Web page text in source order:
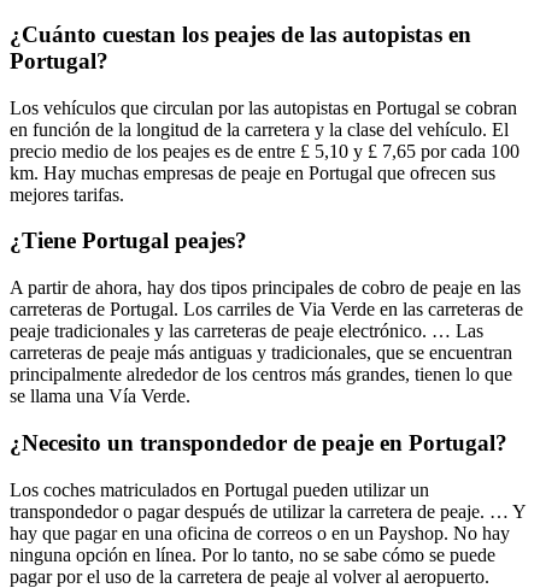
¿Cuánto cuestan los peajes de las autopistas en
Portugal?
Los vehículos que circulan por las autopistas en Portugal se cobran
en función de la longitud de la carretera y la clase del vehículo. El
precio medio de los peajes es de entre £ 5,10 y £ 7,65 por cada 100
km. Hay muchas empresas de peaje en Portugal que ofrecen sus
mejores tarifas.
¿Tiene Portugal peajes?
A partir de ahora, hay dos tipos principales de cobro de peaje en las
carreteras de Portugal. Los carriles de Via Verde en las carreteras de
peaje tradicionales y las carreteras de peaje electrónico. … Las
carreteras de peaje más antiguas y tradicionales, que se encuentran
principalmente alrededor de los centros más grandes, tienen lo que
se llama una Vía Verde.
¿Necesito un transpondedor de peaje en Portugal?
Los coches matriculados en Portugal pueden utilizar un
transpondedor o pagar después de utilizar la carretera de peaje. … Y
hay que pagar en una oficina de correos o en un Payshop. No hay
ninguna opción en línea. Por lo tanto, no se sabe cómo se puede
pagar por el uso de la carretera de peaje al volver al aeropuerto.